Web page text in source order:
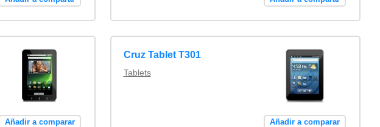
Añadir a comparar
Cruz Tablet T301
Tablets
Añadir a comparar